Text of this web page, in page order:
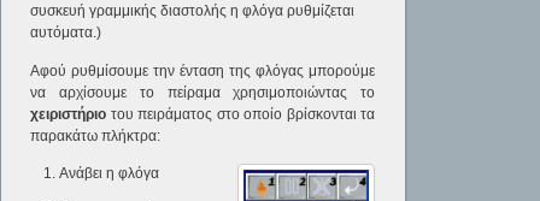
συσκευή γραμμικής διαστολής η φλόγα ρυθμίζεται
αυτόματα.)
Αφού ρυθμίσουμε την ένταση της φλόγας μπορούμε
να αρχίσουμε το πείραμα χρησιμοποιώντας το
χειριστήριο του πειράματος στο οποίο βρίσκονται τα
παρακάτω πλήκτρα:
Ανάβει η φλόγα